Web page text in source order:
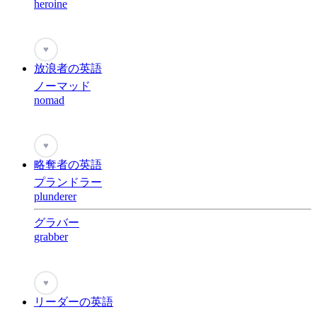
heroine
♥
放浪者の英語
ノーマッド
nomad
♥
略奪者の英語
プランドラー
plunderer
グラバー
grabber
♥
リーダーの英語